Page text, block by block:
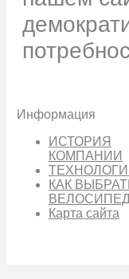
Информация
ИСТОРИЯ
КОМПАНИИ
КАК
ВЕЛОСИПЕД
Карта сайта